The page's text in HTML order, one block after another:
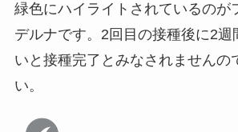
緑色にハイライトされているのが
デルナです。2回目の接種後に2週
いと接種完了とみなされませんの
い。